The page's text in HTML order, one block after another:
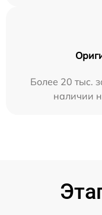
Более 20 тыс.
наличии